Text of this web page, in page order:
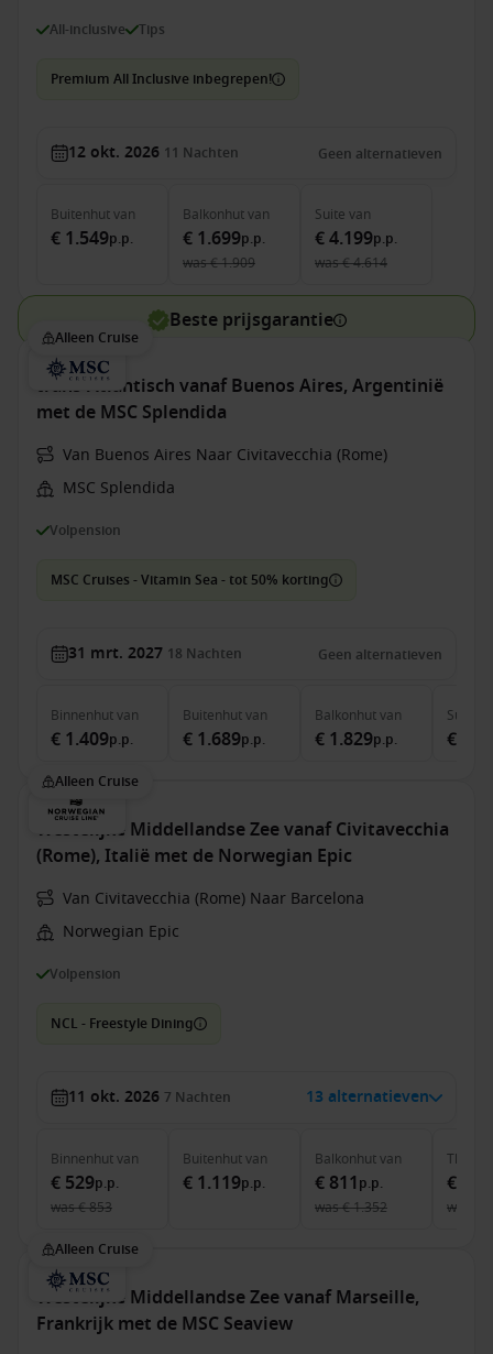
All-inclusive Tips
Premium All Inclusive inbegrepen!
12 okt. 2026 11 Nachten Geen alternatieven
Buitenhutvan
€ 1.549p.p.
Balkonhutvan
€ 1.699p.p.
was€ 1.909
Suite van
€ 4.199p.p.
was€ 4.614
Beste prijsgarantie
Alleen Cruise
trans-Atlantisch vanaf Buenos Aires, Argentinië
met de MSC Splendida
Van Buenos Aires Naar Civitavecchia (Rome)
MSC Splendida
Volpension
MSC Cruises - Vitamin Sea - tot 50% korting
31 mrt. 2027 18 Nachten Geen alternatieven
Binnenhutvan
€ 1.409p.p.
Buitenhutvan
€ 1.689p.p.
Balkonhutvan
€ 1.829p.p.
Suite
€
Alleen Cruise
Westelijke Middellandse Zee vanaf Civitavecchia
(Rome), Italië met de Norwegian Epic
Van Civitavecchia (Rome) Naar Barcelona
Norwegian Epic
Volpension
NCL - Freestyle Dining
11 okt. 2026 7 Nachten 13 alternatieven
Binnenhutvan
€ 529p.p.
was€ 853
Buitenhutvan
€ 1.119p.p.
Balkonhutvan
€ 811 p.p.
was€ 1.352
The
€
was
Alleen Cruise
Westelijke Middellandse Zee vanaf Marseille,
Frankrijk met de MSC Seaview